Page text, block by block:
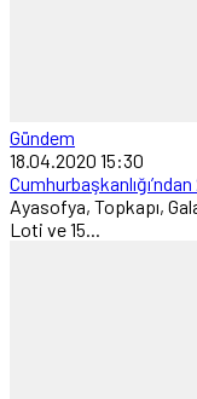
Gündem
18.04.2020 15:30
Ayasofya, Topkapı,
Loti ve 15...